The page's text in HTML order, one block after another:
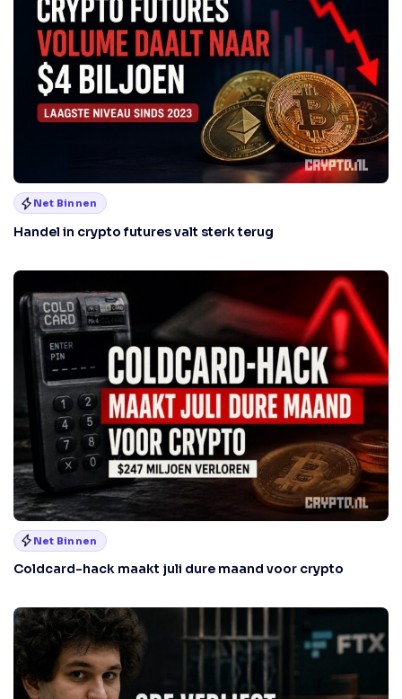
Net Binnen
Handel in crypto futures valt sterk terug
Net Binnen
Coldcard-hack maakt juli dure maand voor crypto